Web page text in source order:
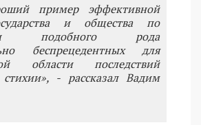
пример эффективной
и общества по
подобного рода
беспрецедентных для
области последствий
- рассказал Вадим